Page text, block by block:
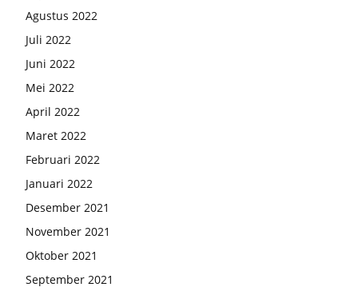
Agustus 2022
Juli 2022
Juni 2022
Mei 2022
April 2022
Maret 2022
Februari 2022
Januari 2022
Desember 2021
November 2021
Oktober 2021
September 2021